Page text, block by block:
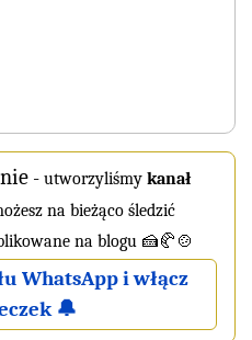
- utworzyliśmy kanał
na bieżąco śledzić
na blogu 🍰🥐🍲
WhatsApp i włącz
🔔